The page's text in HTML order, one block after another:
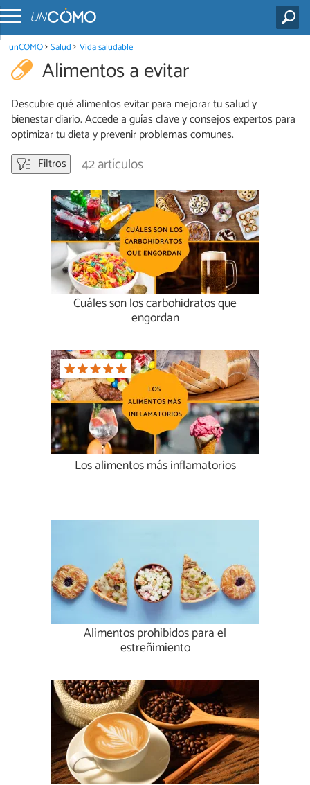
unCOMO Salud Vida saludable
Alimentos a evitar
Descubre qué alimentos evitar para mejorar tu salud y
bienestar diario. Accede a guías clave y consejos expertos para
optimizar tu dieta y prevenir problemas comunes.
Filtros
42 artículos
Cuáles son los carbohidratos que
engordan
Los alimentos más inflamatorios
Alimentos prohibidos para el
estreñimiento